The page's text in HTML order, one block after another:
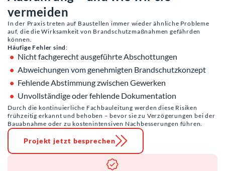
vermeiden
In der Praxis treten auf Baustellen immer wieder ähnliche Probleme
auf, die die Wirksamkeit von Brandschutzmaßnahmen gefährden
können.
Häufige Fehler sind:
Nicht fachgerecht ausgeführte Abschottungen
Abweichungen vom genehmigten Brandschutzkonzept
Fehlende Abstimmung zwischen Gewerken
Unvollständige oder fehlende Dokumentation
Durch die kontinuierliche Fachbauleitung werden diese Risiken
frühzeitig erkannt und behoben – bevor sie zu Verzögerungen bei der
Bauabnahme oder zu kostenintensiven Nachbesserungen führen.
Projekt jetzt besprechen